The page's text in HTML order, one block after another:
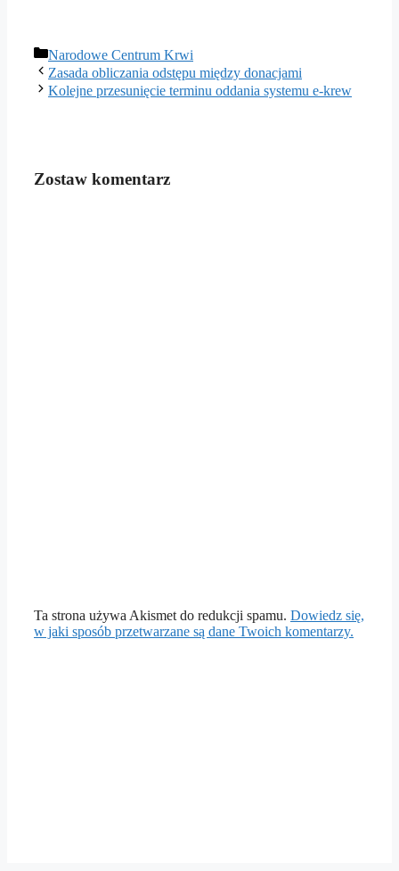
Kategorie
Narodowe Centrum Krwi
Zasada obliczania odstępu między donacjami
Kolejne przesunięcie terminu oddania systemu e-krew
Zostaw komentarz
Ta strona używa Akismet do redukcji spamu. Dowiedz się,
w jaki sposób przetwarzane są dane Twoich komentarzy.